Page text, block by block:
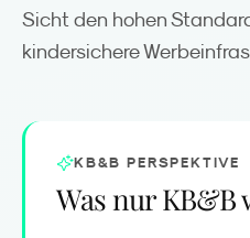
Sicht den hohen
kindersichere
KB&B PERSPEKTIVE
Was nur KB&B